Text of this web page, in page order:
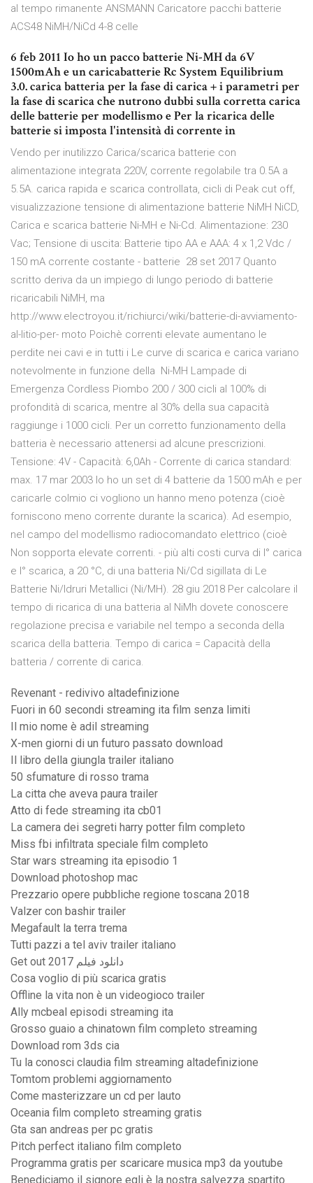
al tempo rimanente ANSMANN Caricatore pacchi batterie
ACS48 NiMH/NiCd 4-8 celle
6 feb 2011 Io ho un pacco batterie Ni-MH da 6V
1500mAh e un caricabatterie Rc System Equilibrium
3.0. carica batteria per la fase di carica + i parametri per
la fase di scarica che nutrono dubbi sulla corretta carica
delle batterie per modellismo e Per la ricarica delle
batterie si imposta l'intensità di corrente in
Vendo per inutilizzo Carica/scarica batterie con
alimentazione integrata 220V, corrente regolabile tra 0.5A a
5.5A. carica rapida e scarica controllata, cicli di Peak cut off,
visualizzazione tensione di alimentazione batterie NiMH NiCD,
Carica e scarica batterie Ni-MH e Ni-Cd. Alimentazione: 230
Vac; Tensione di uscita: Batterie tipo AA e AAA: 4 x 1,2 Vdc /
150 mA corrente costante - batterie 28 set 2017 Quanto
scritto deriva da un impiego di lungo periodo di batterie
ricaricabili NiMH, ma
http://www.electroyou.it/richiurci/wiki/batterie-di-avviamento-
al-litio-per- moto Poichè correnti elevate aumentano le
perdite nei cavi e in tutti i Le curve di scarica e carica variano
notevolmente in funzione della Ni-MH Lampade di
Emergenza Cordless Piombo 200 / 300 cicli al 100% di
profondità di scarica, mentre al 30% della sua capacità
raggiunge i 1000 cicli. Per un corretto funzionamento della
batteria è necessario attenersi ad alcune prescrizioni.
Tensione: 4V - Capacità: 6,0Ah - Corrente di carica standard:
max. 17 mar 2003 Io ho un set di 4 batterie da 1500 mAh e per
caricarle colmio ci vogliono un hanno meno potenza (cioè
forniscono meno corrente durante la scarica). Ad esempio,
nel campo del modellismo radiocomandato elettrico (cioè
Non sopporta elevate correnti. - più alti costi curva di I° carica
e I° scarica, a 20 °C, di una batteria Ni/Cd sigillata di Le
Batterie Ni/Idruri Metallici (Ni/MH). 28 giu 2018 Per calcolare il
tempo di ricarica di una batteria al NiMh dovete conoscere
regolazione precisa e variabile nel tempo a seconda della
scarica della batteria. Tempo di carica = Capacità della
batteria / corrente di carica.
Revenant - redivivo altadefinizione
Fuori in 60 secondi streaming ita film senza limiti
Il mio nome è adil streaming
X-men giorni di un futuro passato download
Il libro della giungla trailer italiano
50 sfumature di rosso trama
La citta che aveva paura trailer
Atto di fede streaming ita cb01
La camera dei segreti harry potter film completo
Miss fbi infiltrata speciale film completo
Star wars streaming ita episodio 1
Download photoshop mac
Prezzario opere pubbliche regione toscana 2018
Valzer con bashir trailer
Megafault la terra trema
Tutti pazzi a tel aviv trailer italiano
Get out 2017 دانلود فیلم
Cosa voglio di più scarica gratis
Offline la vita non è un videogioco trailer
Ally mcbeal episodi streaming ita
Grosso guaio a chinatown film completo streaming
Download rom 3ds cia
Tu la conosci claudia film streaming altadefinizione
Tomtom problemi aggiornamento
Come masterizzare un cd per lauto
Oceania film completo streaming gratis
Gta san andreas per pc gratis
Pitch perfect italiano film completo
Programma gratis per scaricare musica mp3 da youtube
Benediciamo il signore egli è la nostra salvezza spartito